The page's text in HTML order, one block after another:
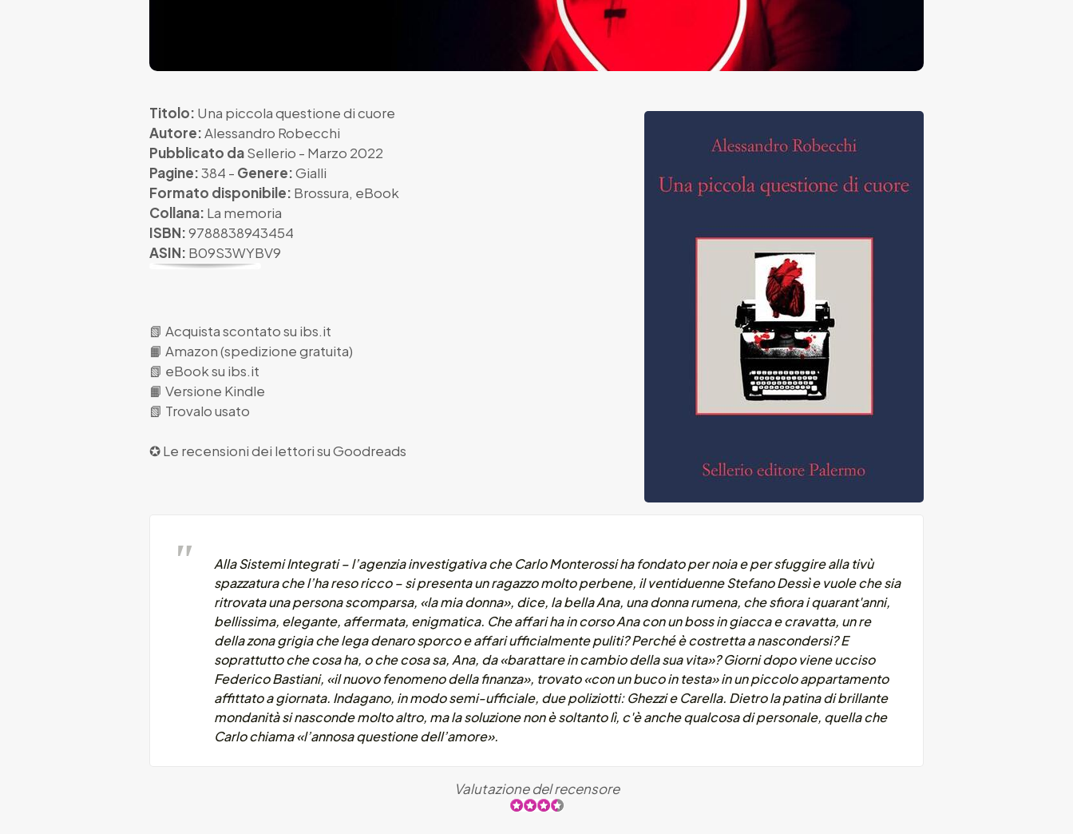
Titolo: Una piccola questione di cuore
Autore:Alessandro Robecchi
Pubblicato daSellerio - Marzo 2022
Pagine:384 - Genere:Gialli
Formato disponibile: Brossura, eBook
Collana: La memoria
ISBN:9788838943454
ASIN: B09S3WYBV9
📗 Acquista scontato su ibs.it
📙 Amazon (spedizione gratuita)
📗 eBook su ibs.it
📙 Versione Kindle
📗 Trovalo usato
✪ Le recensioni dei lettori suGoodreads
Alla Sistemi Integrati – l’agenzia investigativa che Carlo Monterossi ha fondato per noia e per sfuggire alla tivù
spazzatura che l’ha reso ricco – si presenta un ragazzo molto perbene, il ventiduenne Stefano Dessì e vuole che sia
ritrovata una persona scomparsa, «la mia donna», dice, la bella Ana, una donna rumena, che sfiora i quarant'anni,
bellissima, elegante, affermata, enigmatica. Che affari ha in corso Ana con un boss in giacca e cravatta, un re
della zona grigia che lega denaro sporco e affari ufficialmente puliti? Perché è costretta a nascondersi? E
soprattutto che cosa ha, o che cosa sa, Ana, da «barattare in cambio della sua vita»? Giorni dopo viene ucciso
Federico Bastiani, «il nuovo fenomeno della finanza», trovato «con un buco in testa» in un piccolo appartamento
affittato a giornata. Indagano, in modo semi-ufficiale, due poliziotti: Ghezzi e Carella. Dietro la patina di brillante
mondanità si nasconde molto altro, ma la soluzione non è soltanto lì, c'è anche qualcosa di personale, quella che
Carlo chiama «l’annosa questione dell’amore».
Valutazione del recensore